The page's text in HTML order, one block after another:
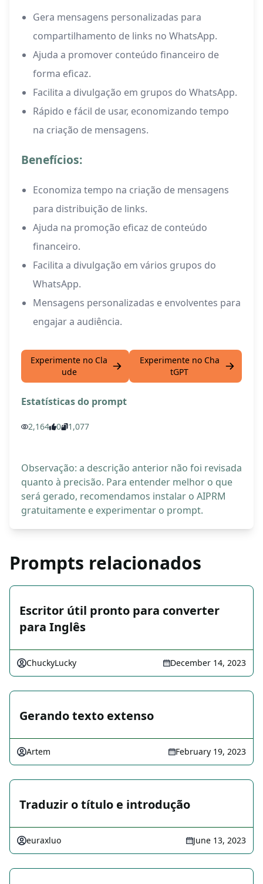
Gera mensagens personalizadas para
compartilhamento de links no WhatsApp.
Ajuda a promover conteúdo financeiro de
forma eficaz.
Facilita a divulgação em grupos do WhatsApp.
Rápido e fácil de usar, economizando tempo
na criação de mensagens.
Benefícios:
Economiza tempo na criação de mensagens
para distribuição de links.
Ajuda na promoção eficaz de conteúdo
financeiro.
Facilita a divulgação em vários grupos do
WhatsApp.
Mensagens personalizadas e envolventes para
engajar a audiência.
Experimente no Cla
ude
Experimente no Cha
tGPT
Estatísticas do prompt
2,164 0 1,077
Observação: a descrição anterior não foi revisada
quanto à precisão. Para entender melhor o que
será gerado, recomendamos instalar o AIPRM
gratuitamente e experimentar o prompt.
Prompts relacionados
Escritor útil pronto para converter
para Inglês
ChuckyLucky December 14, 2023
Gerando texto extenso
Artem February 19, 2023
Traduzir o título e introdução
euraxluo June 13, 2023